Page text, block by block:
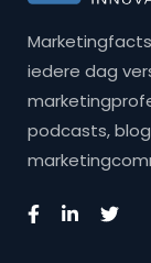
iedere dag
podcasts,